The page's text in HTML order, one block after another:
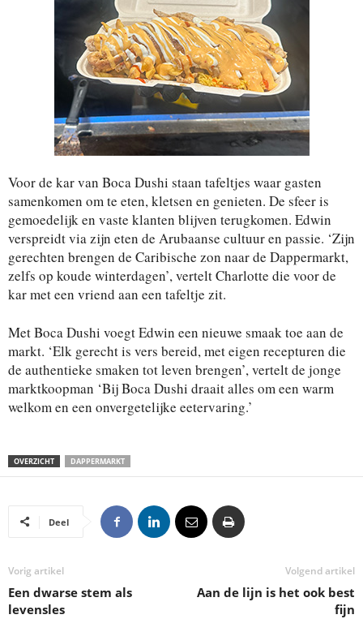
Voor de kar van Boca Dushi staan tafeltjes waar gasten
samenkomen om te eten, kletsen en genieten. De sfeer is
gemoedelijk en vaste klanten blijven terugkomen. Edwin
verspreidt via zijn eten de Arubaanse cultuur en passie. ‘Zijn
gerechten brengen de Caribische zon naar de Dappermarkt,
zelfs op koude winterdagen’, vertelt Charlotte die voor de
kar met een vriend aan een tafeltje zit.
Met Boca Dushi voegt Edwin een nieuwe smaak toe aan de
markt. ‘Elk gerecht is vers bereid, met eigen recepturen die
de authentieke smaken tot leven brengen’, vertelt de jonge
marktkoopman ‘Bij Boca Dushi draait alles om een warm
welkom en een onvergetelijke eetervaring.’
OVERZICHT DAPPERMARKT
Deel
Vorig artikel
Een dwarse stem als
levensles
Volgend artikel
Aan de lijn is het ook best
fijn